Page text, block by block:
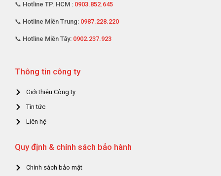
📞 Hotline TP. HCM : 0903.852.645
📞 Hotline Miền Trung: 0987.228.220
📞 Hotline Miền Tây: 0902.237.923
Thông tin công ty
Giới thiệu Công ty
Tin tức
Liên hệ
Quy định & chính sách bảo hành
Chính sách bảo mật